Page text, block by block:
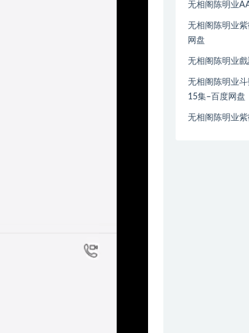
无相阁陈明业
无相阁陈明业
网盘
无相阁陈明业
无相阁陈明业
15集–百度网盘
无相阁陈明业